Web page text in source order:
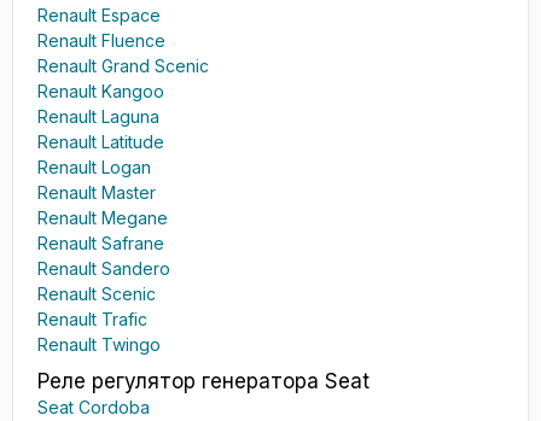
Renault Espace
Renault Fluence
Renault Grand Scenic
Renault Kangoo
Renault Laguna
Renault Latitude
Renault Logan
Renault Master
Renault Megane
Renault Safrane
Renault Sandero
Renault Scenic
Renault Trafic
Renault Twingo
Реле регулятор генератора Seat
Seat Cordoba